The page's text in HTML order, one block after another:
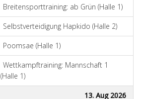
Breitensporttraining: ab Grün (Halle 1)
Selbstverteidigung Hapkido (Halle 2)
Poomsae (Halle 1)
Wettkampftraining: Mannschaft 1
(Halle 1)
13. Aug 2026